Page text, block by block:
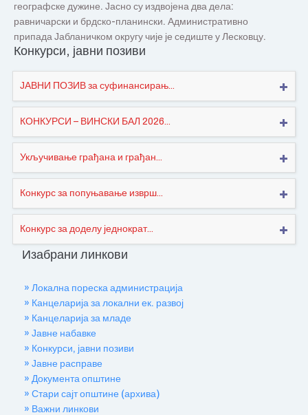
географске дужине. Јасно су издвојена два дела:
равничарски и брдско-планински. Административно
припада Јабланичком округу чије је седиште у Лесковцу.
Конкурси, јавни позиви
ЈАВНИ ПОЗИВ за суфинансирањ...
КОНКУРСИ – ВИНСКИ БАЛ 2026...
Укључивање грађана и грађан...
Конкурс за попуњавање изврш...
Конкурс за доделу једнократ...
Изабрани линкови
» Локална пореска администрација
» Канцеларија за локални ек. развој
» Канцеларија за младе
» Јавне набавке
» Конкурси, јавни позиви
» Јавне расправе
» Документа општине
» Стари сајт општине (архива)
» Важни линкови